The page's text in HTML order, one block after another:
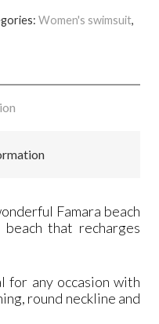
Women's swimsuit,
Famara beach
that recharges
for any occasion with
round neckline and